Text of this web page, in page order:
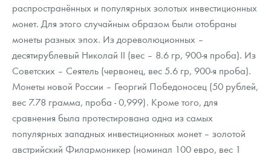
Золотые слитки
Аксессуары
Гарри Поттер
Год Лошади
Флот: ледоколы и корабли
Выкуп серебряных монет
Вопрос - ответ
Памятка для работы с монетами из драгметаллов
Условия возврата
Монеты
Политика конфиденциальности
Георгий Победоносец - динамика цен
Лом выкуп
Скупка слитков
О нас
Наши преимущества
Письмо директору
Пресс-служба
распространённых и популярных золотых инвестиционных
монет. Для этого случайным образом были отобраны
монеты разных эпох. Из дореволюционных –
десятирублевый Николай II (вес – 8.6 гр, 900-я проба). Из
Советских – Сеятель (червонец, вес 5.6 гр, 900-я проба).
Монеты новой России – Георгий Победоносец (50 рублей,
вес 7.78 грамма, проба - 0,999). Кроме того, для
сравнения была протестирована одна из самых
популярных западных инвестиционных монет – золотой
австрийский Филармоникер (номинал 100 евро, вес 1